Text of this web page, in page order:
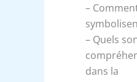
–
– Quels
dans la